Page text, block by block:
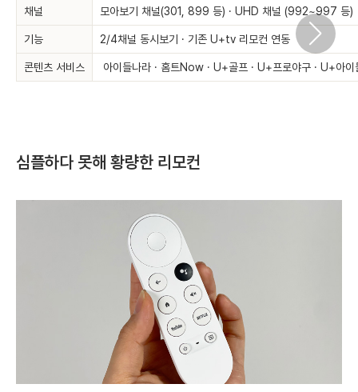
채널 모아보기 채널(301, 899 등) · UHD 채널 (992~997 등)
기능 2/4채널 동시보기 · 기존 U+tv 리모컨 연동
콘텐츠 서비스 아이들나라 · 홈트Now · U+골프 · U+프로야구 · U+아이
심플하다 못해 황량한 리모컨